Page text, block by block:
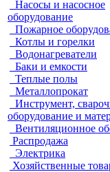
Насосы и насосное
оборудование
Пожарное
Котлы и горелки
Водонагреватели
Баки и емкости
Теплые полы
Металлопрокат
Инструмент,
оборудование и
Вентиляционное
Распродажа
Электрика
Хозяйственные